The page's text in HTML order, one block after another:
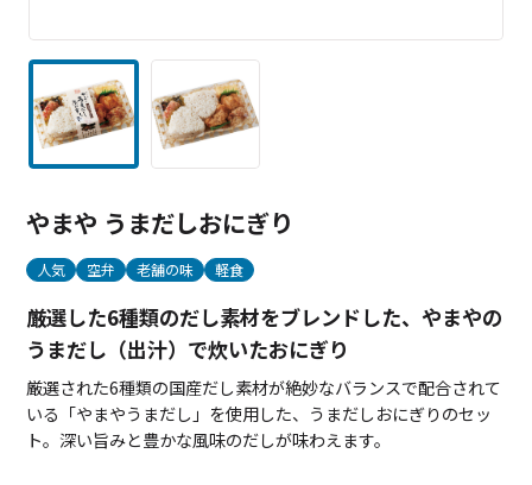
やまや うまだしおにぎり
人気 空弁 老舗の味 軽食
厳選した6種類のだし素材をブレンドした、やまやの
うまだし（出汁）で炊いたおにぎり
厳選された6種類の国産だし素材が絶妙なバランスで配合されて
いる「やまやうまだし」を使用した、うまだしおにぎりのセッ
ト。深い旨みと豊かな風味のだしが味わえます。